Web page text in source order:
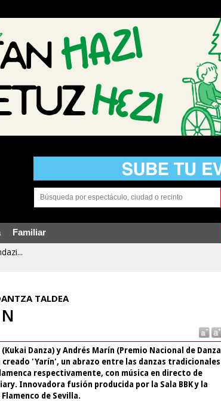
Familiar
TALDEA
(Kukai Danza) y Andrés Marín (Premio Nacional de Danza
creado 'Yarín', un abrazo entre las danzas tradicionales
respectivamente, con música en directo de
Innovadora fusión producida por la Sala BBK y la
Flamenco de Sevilla.